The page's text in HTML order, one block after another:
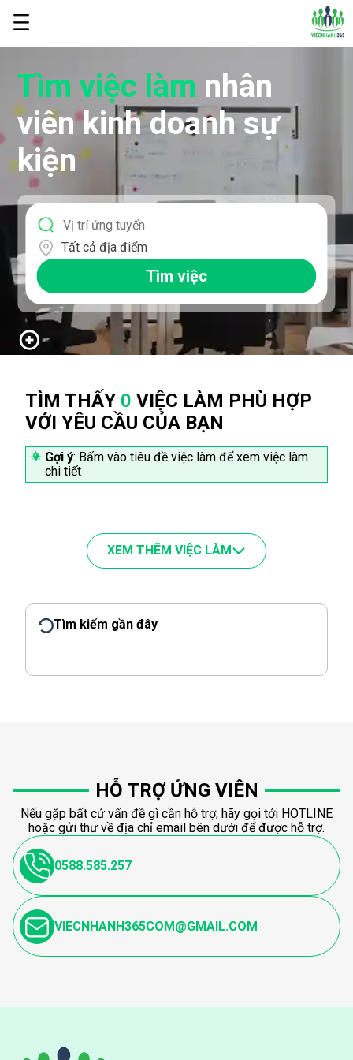
Tìm việc làm nhân
viên kinh doanh sự
kiện
Tất cả địa điểm
Tìm việc
TÌM THẤY 0 VIỆC LÀM PHÙ HỢP
VỚI YÊU CẦU CỦA BẠN
Gợi ý: Bấm vào tiêu đề việc làm để xem việc làm
chi tiết
XEM THÊM VIỆC LÀM
Tìm kiếm gần đây
HỖ TRỢ ỨNG VIÊN
Nếu gặp bất cứ vấn đề gì cần hỗ trợ, hãy gọi tới HOTLINE
hoặc gửi thư về địa chỉ email bên dưới để được hỗ trợ.
0588.585.257
VIECNHANH365COM@GMAIL.COM